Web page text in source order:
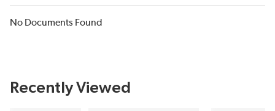
No Documents Found
Recently Viewed